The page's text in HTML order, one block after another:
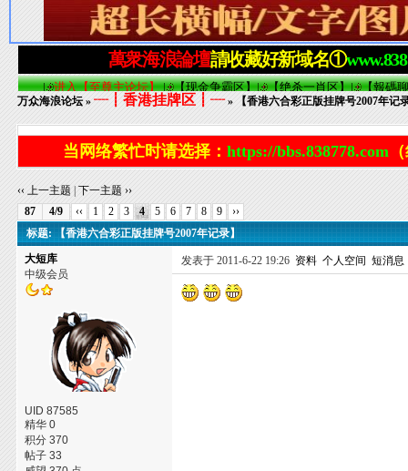
万众海浪论坛 »┈┋香港挂牌区┋┈» 【香港六合彩正版挂牌号2007年记
当网络繁忙时请选择： https://bbs.838778.com
‹‹ 上一主题 |下一主题 ››
87
4/9 ‹‹ 1 2 3 4 5 6 7 8 9
››
标题: 【香港六合彩正版挂牌号2007年记录】
大短库
中级会员
UID 87585
精华 0
积分 370
帖子 33
发表于 2011-6-22 19:26 资料 个人空间 短消息